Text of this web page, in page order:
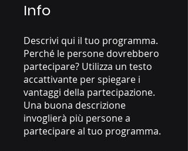
Info
Descrivi qui il tuo programma.
Perché le persone dovrebbero
partecipare? Utilizza un testo
accattivante per spiegare i
vantaggi della partecipazione.
Una buona descrizione
invoglierà più persone a
partecipare al tuo programma.